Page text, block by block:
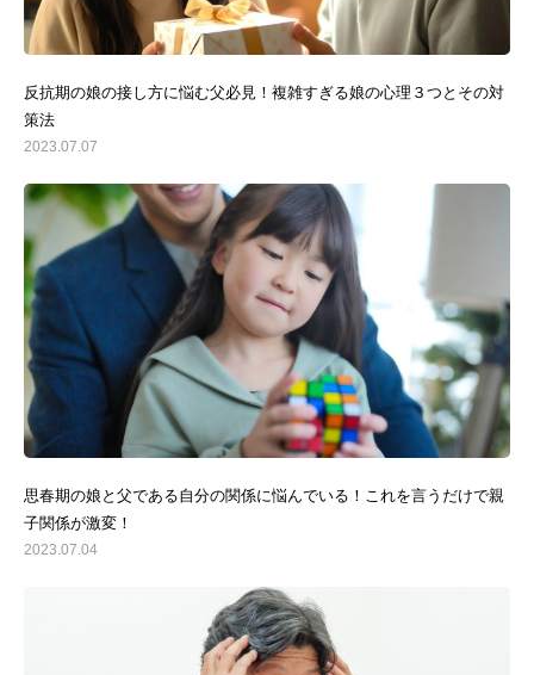
反抗期の娘の接し方に悩む父必見！複雑すぎる娘の心理３つとその対
策法
2023.07.07
思春期の娘と父である自分の関係に悩んでいる！これを言うだけで親
子関係が激変！
2023.07.04